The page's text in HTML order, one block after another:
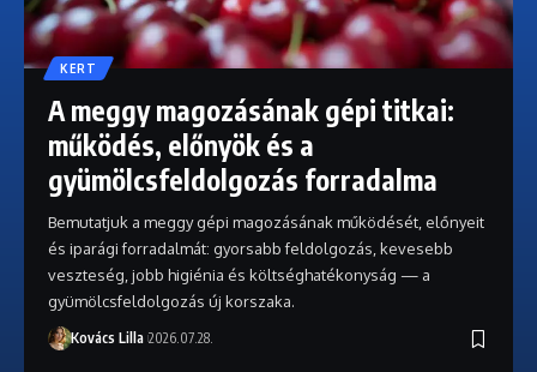
KERT
A meggy magozásának gépi titkai:
működés, előnyök és a
gyümölcsfeldolgozás forradalma
Bemutatjuk a meggy gépi magozásának működését, előnyeit
és iparági forradalmát: gyorsabb feldolgozás, kevesebb
veszteség, jobb higiénia és költséghatékonyság — a
gyümölcsfeldolgozás új korszaka.
Kovács Lilla 2026.07.28.